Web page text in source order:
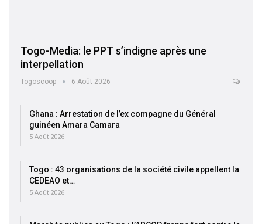
Togo-Media: le PPT s’indigne après une
interpellation
Togoscoop 6 Août 2026
Ghana : Arrestation de l’ex compagne du Général
guinéen Amara Camara
5 Août 2026
Togo : 43 organisations de la société civile appellent la
CEDEAO et…
5 Août 2026